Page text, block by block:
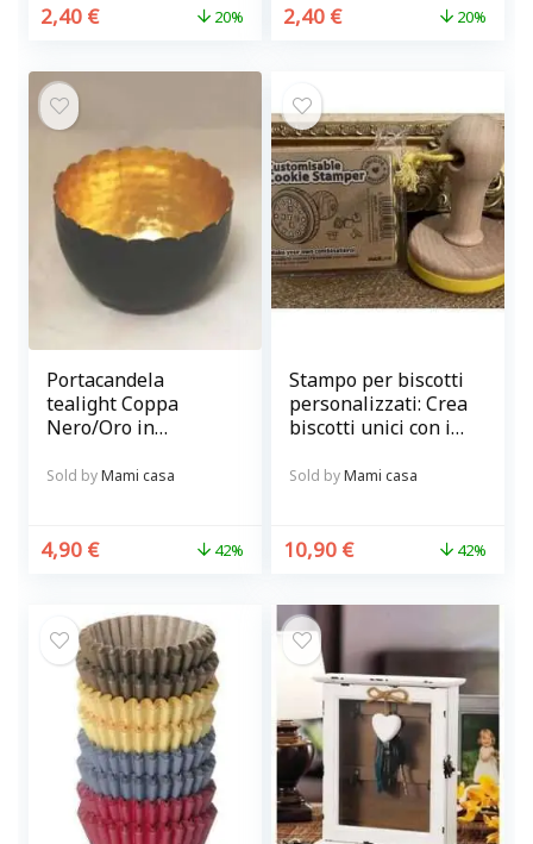
2,40 € 20% 2,40 € 20%
Portacandela
tealight Coppa
Nero/Oro in
Sold byMami casa
4,90 € 42%
Stampo per biscotti
personalizzati: Crea
biscotti unici con il
Sold byMami casa
10,90 € 42%